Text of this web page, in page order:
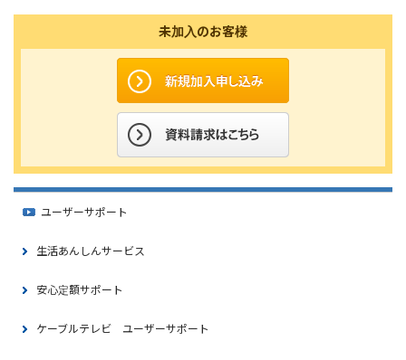
未加入のお客様
ユーザーサポート
生活あんしんサービス
安心定額サポート
ケーブルテレビ ユーザーサポート